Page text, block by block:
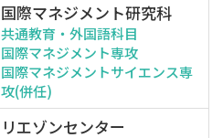
国際マネジメント研究科
共通教育・外国語科目
国際マネジメント専攻
国際マネジメントサイエンス専
攻(併任)
リエゾンセンター